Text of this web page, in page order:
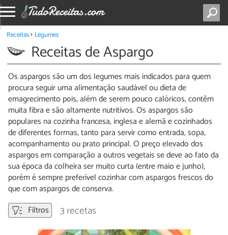
Receitas Legumes
Receitas de Aspargo
Os aspargos são um dos legumes mais indicados para quem
procura seguir uma alimentação saudável ou dieta de
emagrecimento pois, além de serem pouco calóricos, contêm
muita fibra e são altamente nutritivos. Os aspargos são
populares na cozinha francesa, inglesa e alemã e cozinhados
de diferentes formas, tanto para servir como entrada, sopa,
acompanhamento ou prato principal. O preço elevado dos
aspargos em comparação a outros vegetais se deve ao fato da
sua época da colheira ser muito curta (entre maio e junho),
porém é sempre preferível cozinhar com aspargos frescos do
que com aspargos de conserva.
Filtros
3 recetas